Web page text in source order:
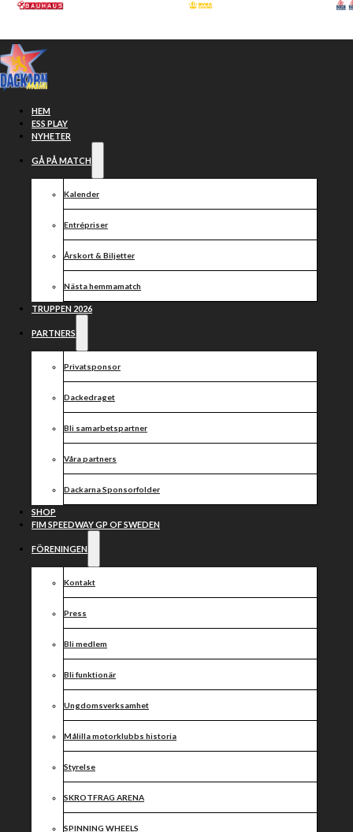
Hoppa till huvudinnehåll
HEM
ESS PLAY
NYHETER
GÅ PÅ MATCH
Kalender
Entrépriser
Årskort & Biljetter
Nästa hemmamatch
TRUPPEN 2026
PARTNERS
Privatsponsor
Dackedraget
Bli samarbetspartner
Våra partners
Dackarna Sponsorfolder
SHOP
FIM SPEEDWAY GP OF SWEDEN
FÖRENINGEN
Kontakt
Press
Bli medlem
Bli funktionär
Ungdomsverksamhet
Målilla motorklubbs historia
Styrelse
SKROTFRAG ARENA
SPINNING WHEELS
Woentin inte
aktuell på
grund av
personliga
skäl
Alexander Woentin är i nuläget inte tillgänglig att
tas ut till match på grund av personliga skäl.
Dackarna. De senaste veckorna har Alexander inte
– Alexander är inte tillgänglig för något av sina lag
tillsvidare på grund av personliga skäl. Det är
anledningen till att han inte har kört på ett tag. Jag tror
inte att han kommer att tävla under de närmaste
veckorna. Det finns ingen press från oss som klubb utan
jag har en kontinuerlig dialog med Alexander och han
får ta den tid han behöver för att känna sig redo igen,
säger Dackarnas lagledare Mikael Teurnberg.
Dela nyheten: